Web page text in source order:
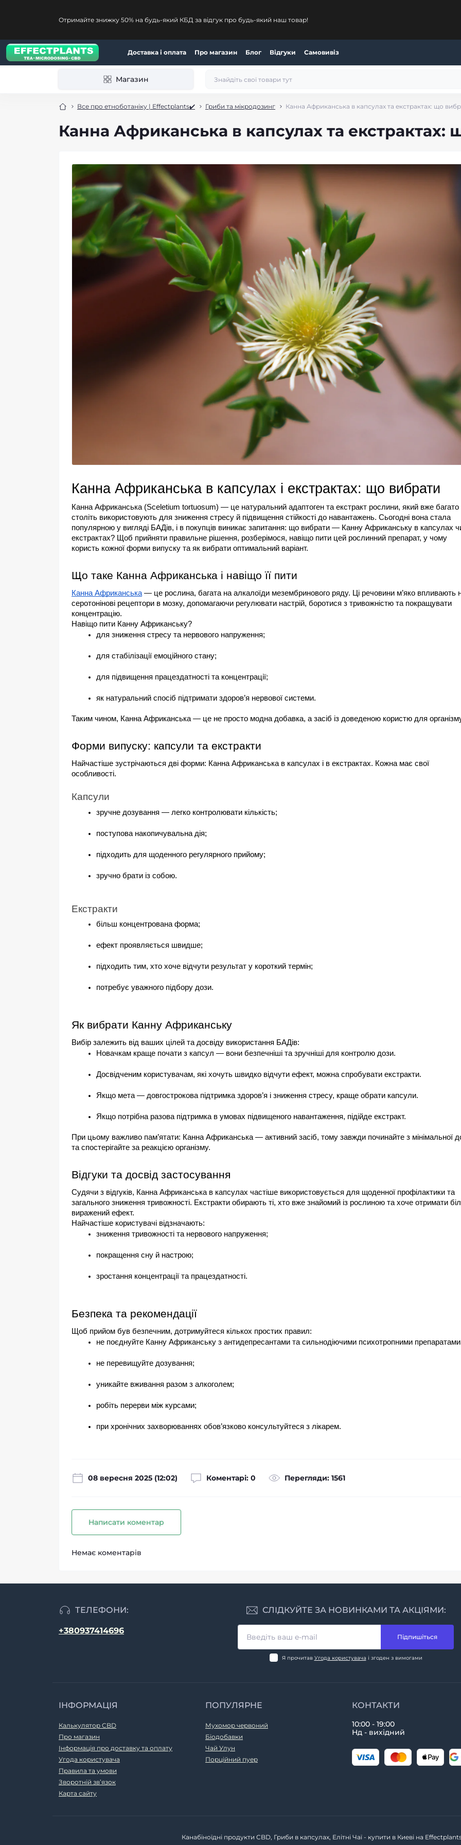
Отримайте знижку 50% на будь-який КБД за відгук про будь-який наш товар!
Доставка і оплата Про магазин Блог Відгуки Самовивіз
Магазин
Все про етноботаніку | Effectplants✔️ Гриби та мікродозинг Канна Африканська в капсулах та екстрактах: що
Канна Африканська в капсулах та екстрактах:
Канна Африканська в капсулах і екстрактах: що вибрати
Канна Африканська (Sceletium tortuosum) — це натуральний адаптоген та екстракт рослини, який вже багато
століть використовують для зниження стресу й підвищення стійкості до навантажень. Сьогодні вона стала
популярною у вигляді БАДів, і в покупців виникає запитання: що вибрати — Канну Африканську в капсулах
екстрактах? Щоб прийняти правильне рішення, розберімося, навіщо пити цей рослинний препарат, у чому
користь кожної форми випуску та як вибрати оптимальний варіант.
Що таке Канна Африканська і навіщо її пити
Канна Африканська — це рослина, багата на алкалоїди мезембринового ряду. Ці речовини м’яко впливають
серотонінові рецептори в мозку, допомагаючи регулювати настрій, боротися з тривожністю та покращувати
концентрацію.
Навіщо пити Канну Африканську?
для зниження стресу та нервового напруження;
для стабілізації емоційного стану;
для підвищення працездатності та концентрації;
як натуральний спосіб підтримати здоров’я нервової системи.
Таким чином, Канна Африканська — це не просто модна добавка, а засіб із доведеною користю для
Форми випуску: капсули та екстракти
Найчастіше зустрічаються дві форми: Канна Африканська в капсулах і в екстрактах. Кожна має свої
особливості.
Капсули
зручне дозування — легко контролювати кількість;
поступова накопичувальна дія;
підходить для щоденного регулярного прийому;
зручно брати із собою.
Екстракти
більш концентрована форма;
ефект проявляється швидше;
підходить тим, хто хоче відчути результат у короткий термін;
потребує уважного підбору дози.
Як вибрати Канну Африканську
Вибір залежить від ваших цілей та досвіду використання БАДів:
Новачкам краще почати з капсул — вони безпечніші та зручніші для контролю дози.
Досвідченим користувачам, які хочуть швидко відчути ефект, можна спробувати екстракти.
Якщо мета — довгострокова підтримка здоров’я і зниження стресу, краще обрати капсули.
Якщо потрібна разова підтримка в умовах підвищеного навантаження, підійде екстракт.
При цьому важливо пам’ятати: Канна Африканська — активний засіб, тому завжди починайте з мінімальної
та спостерігайте за реакцією організму.
Відгуки та досвід застосування
Судячи з відгуків, Канна Африканська в капсулах частіше використовується для щоденної профілактики та
загального зниження тривожності. Екстракти обирають ті, хто вже знайомий із рослиною та хоче отримати
виражений ефект.
Найчастіше користувачі відзначають:
зниження тривожності та нервового напруження;
покращення сну й настрою;
зростання концентрації та працездатності.
Безпека та рекомендації
Щоб прийом був безпечним, дотримуйтеся кількох простих правил:
не поєднуйте Канну Африканську з антидепресантами та сильнодіючими психотропними
не перевищуйте дозування;
уникайте вживання разом з алкоголем;
робіть перерви між курсами;
при хронічних захворюваннях обов’язково консультуйтеся з лікарем.
08 вересня 2025 (12:02) Коментарі: 0 Перегляди: 1561
Написати коментар
Немає коментарів
Мікродозинг
чи кратому: як
підходить саме вам
ТЕЛЕФОНИ:
+380937414696
СЛІДКУЙТЕ ЗА НОВИНКАМИ ТА АКЦІЯМИ:
Підпишіться
Я прочитав Угода користувача і згоден з вимогами
ІНФОРМАЦІЯ
Калькулятор CBD
Про магазин
Інформація про доставку та оплату
Угода користувача
Правила та умови
Зворотній зв’язок
Карта сайту
ПОПУЛЯРНЕ
Мухомор червоний
Біодобавки
Чай Улун
Порційний пуер
КОНТАКТИ
10:00 - 19:00
Нд - вихідний
Канабіноїдні продукти CBD, Гриби в капсулах, Елітні Чаї - купити в Киеві на